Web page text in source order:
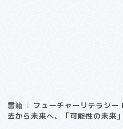
書籍『 フューチャーリテラシ
去から未来へ、「可能性の未来